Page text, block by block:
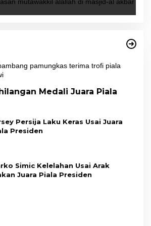
Medali Juara Piala
Persija Laku Keras Usai Juara
Presiden
Simic Kelelahan Usai Arak
Juara Piala Presiden